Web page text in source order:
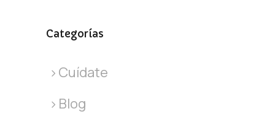
Categorías
Cuídate
Blog